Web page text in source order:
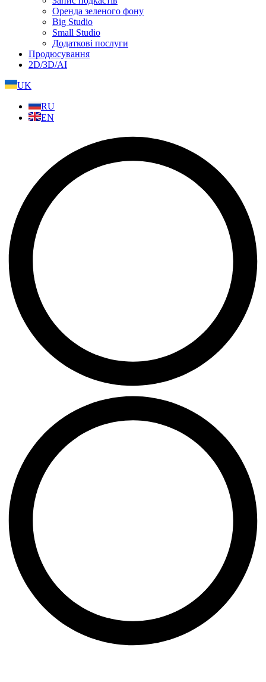
Оренда зеленого фону
Big Studio
Small Studio
Додаткові послуги
Продюсування
2D/3D/AI
UK
RU
EN